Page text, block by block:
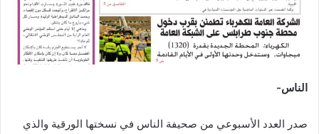
إ
ل
ك
ت
ي
الناس-
صدر العدد الأسبوعي من صحيفة الناس في نسختها الورقية والذي